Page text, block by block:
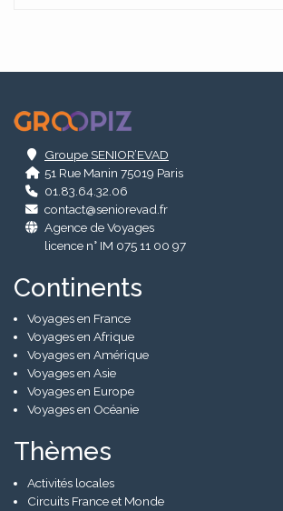
Groupe SENIOR’EVAD
51 Rue Manin 75019 Paris
01.83.64.32.06
contact@seniorevad.fr
Agence de Voyages
licence n° IM 075 11 00 97
Continents
Voyages en France
Voyages en Afrique
Voyages en Amérique
Voyages en Asie
Voyages en Europe
Voyages en Océanie
Thèmes
Activités locales
Circuits France et Monde